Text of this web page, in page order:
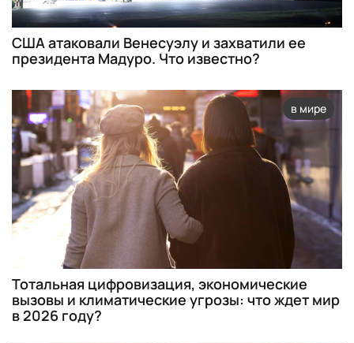
США атаковали Венесуэлу и захватили ее
президента Мадуро. Что известно?
в мире
Тотальная цифровизация, экономические
вызовы и климатические угрозы: что ждет мир
в 2026 году?